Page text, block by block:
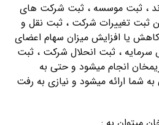
، ثبت موسسه ، ثبت شرکت های
ثبت تغییرات شرکت ، ثبت نقل و
یا افزایش میزان سهام اعضای
، ثبت انحلال شرکت ، ثبت
انجام میشود و حتی به
شما ارائه میشود و نیازی به رفت